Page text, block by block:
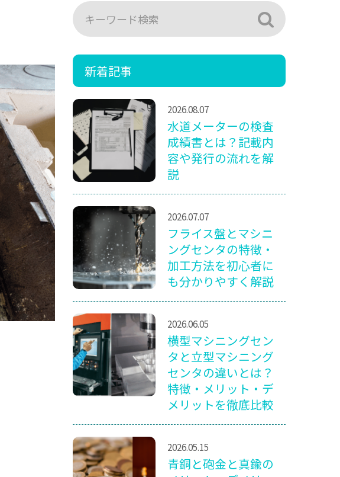
新着記事
2026.08.07
水道メーターの検査
成績書とは？記載内
容や発行の流れを解
説
2026.07.07
フライス盤とマシニ
ングセンタの特徴・
加工方法を初心者に
も分かりやすく解説
2026.06.05
横型マシニングセン
タと立型マシニング
センタの違いとは？
特徴・メリット・デ
メリットを徹底比較
2026.05.15
青銅と砲金と真鍮の